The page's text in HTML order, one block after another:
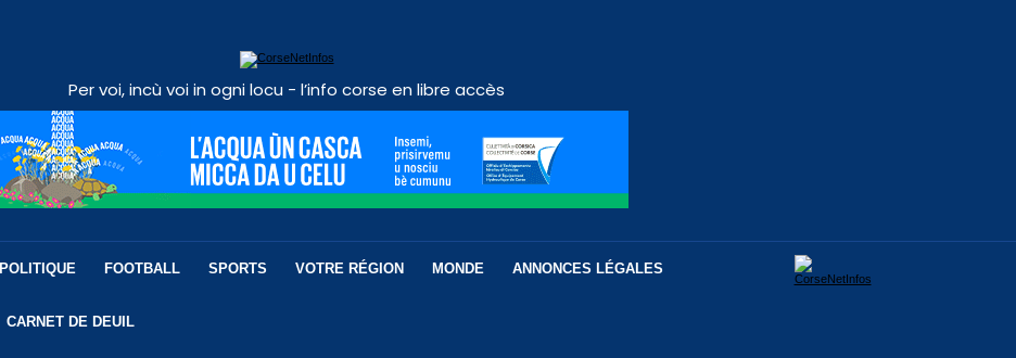
Per voi, incù voi in ogni locu - l’info corse en libre accès
POLITIQUE FOOTBALL SPORTS VOTRE RÉGION MONDE ANNONCES LÉGALES
CARNET DE DEUIL